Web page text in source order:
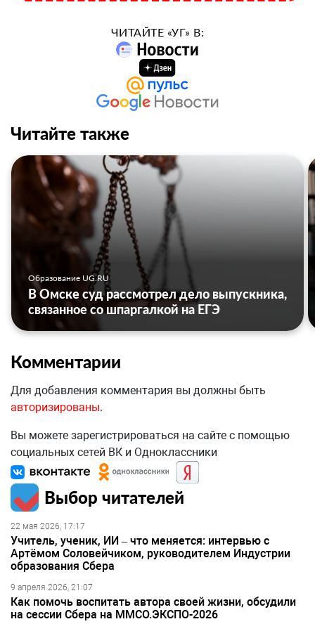
ЧИТАЙТЕ «УГ» В:
Читайте также
Образование UG.RU
В Омске суд рассмотрел дело выпускника,
связанное со шпаргалкой на ЕГЭ
Комментарии
Для добавления комментария вы должны быть
авторизированы.
Вы можете зарегистрироваться на сайте с помощью
социальных сетей ВК и Одноклассники
Выбор читателей
22 мая 2026, 17:17
Учитель, ученик, ИИ – что меняется: интервью с
Артёмом Соловейчиком, руководителем Индустрии
образования Сбера
9 апреля 2026, 21:07
Как помочь воспитать автора своей жизни, обсудили
на сессии Сбера на ММСО.ЭКСПО-2026